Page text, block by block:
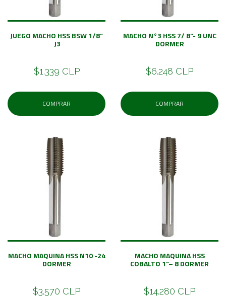
JUEGO MACHO HSS BSW 1/8”
J3
$1.339 CLP
COMPRAR
MACHO N°3 HSS 7/ 8”- 9 UNC
DORMER
$6.248 CLP
COMPRAR
MACHO MAQUINA HSS N10 -24
DORMER
$3.570 CLP
MACHO MAQUINA HSS
COBALTO 1”– 8 DORMER
$14.280 CLP